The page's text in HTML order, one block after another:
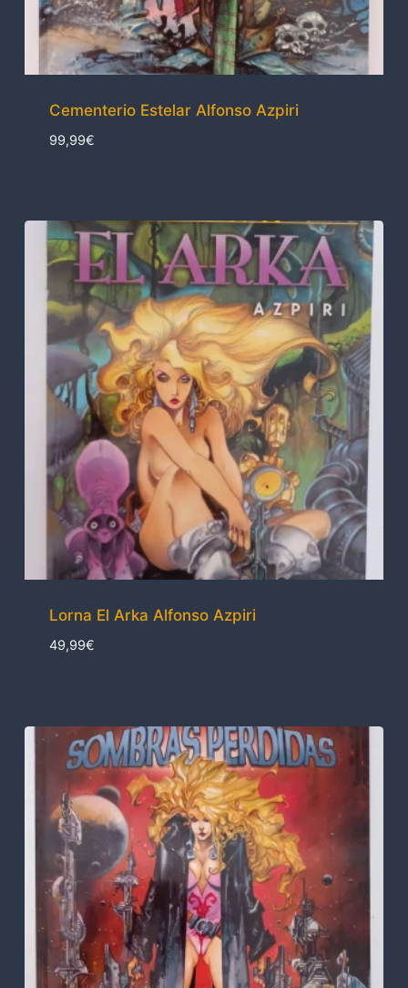
Cementerio Estelar Alfonso Azpiri
99,99€
Lorna El Arka Alfonso Azpiri
49,99€